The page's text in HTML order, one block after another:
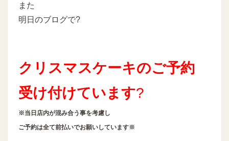
また
明日のブログで?
クリスマスケーキのご予約
受け付けています?
※当日店内が混み合う事を考慮し
ご予約は全て前払いでお願いしています※